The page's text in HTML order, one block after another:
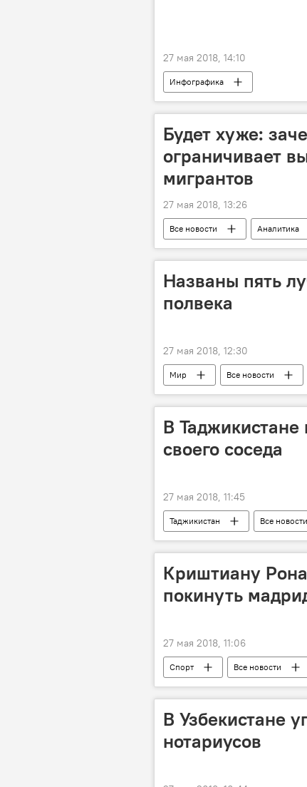
27 мая 2018, 14:10
Инфографика
Будет хуже:
ограничивает
мигрантов
27 мая 2018, 13:26
Все новости Аналитика
Россия
Миграция
Названы пять
полвека
27 мая 2018, 12:30
Мир Все новости
В
своего соседа
27 мая 2018, 11:45
Таджикистан Все новости
Криштиану
покинуть
27 мая 2018, 11:06
Спорт Все новости
В Узбекистане
нотариусов